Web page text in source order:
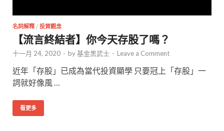
名詞解釋 / 投資觀念
【流言終結者】你今天存股了嗎？
十一月 24, 2020 - by基金黑武士 - Leave a Comment
近年「存股」已成為當代投資顯學 只要冠上「存股」一
詞就好像風 …
看更多